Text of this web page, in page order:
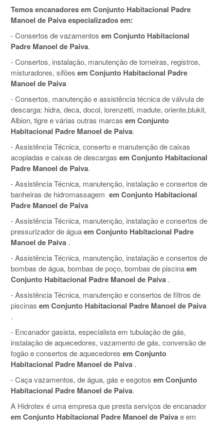
Temos encanadores em Conjunto Habitacional Padre
Manoel de Paiva especializados em:
- Consertos de vazamentos em Conjunto Habitacional
Padre Manoel de Paiva.
- Consertos, instalação, manutenção de torneiras, registros,
misturadores, sifões em Conjunto Habitacional Padre
Manoel de Paiva
- Consertos, manutenção e assistência técnica de válvula de
descarga: hidra, deca, docol, lorenzetti, madute, oriente,blukit,
Albion, tigre e várias outras marcas em Conjunto
Habitacional Padre Manoel de Paiva.
- Assistência Técnica, conserto e manutenção de caixas
acopladas e caixas de descargas em Conjunto Habitacional
Padre Manoel de Paiva.
- Assistência Técnica, manutenção, instalação e consertos de
banheiras de hidromassagem em Conjunto Habitacional
Padre Manoel de Paiva
- Assistência Técnica, manutenção, instalação e consertos de
pressurizador de águaem Conjunto Habitacional Padre
Manoel de Paiva .
- Assistência Técnica, manutenção, instalação e consertos de
bombas de água, bombas de poço, bombas de piscinaem
Conjunto Habitacional Padre Manoel de Paiva .
- Assistência Técnica, manutenção e consertos de filtros de
piscinas em Conjunto Habitacional Padre Manoel de Paiva
.
- Encanador gasista, especialista em tubulação de gás,
instalação de aquecedores, vazamento de gás, conversão de
fogão e consertos de aquecedores em Conjunto
Habitacional Padre Manoel de Paiva .
- Caça vazamentos, de água, gás e esgotos em Conjunto
Habitacional Padre Manoel de Paiva.
A Hidrotex é uma empresa que presta serviços de encanador
em Conjunto Habitacional Padre Manoel de Paivae em